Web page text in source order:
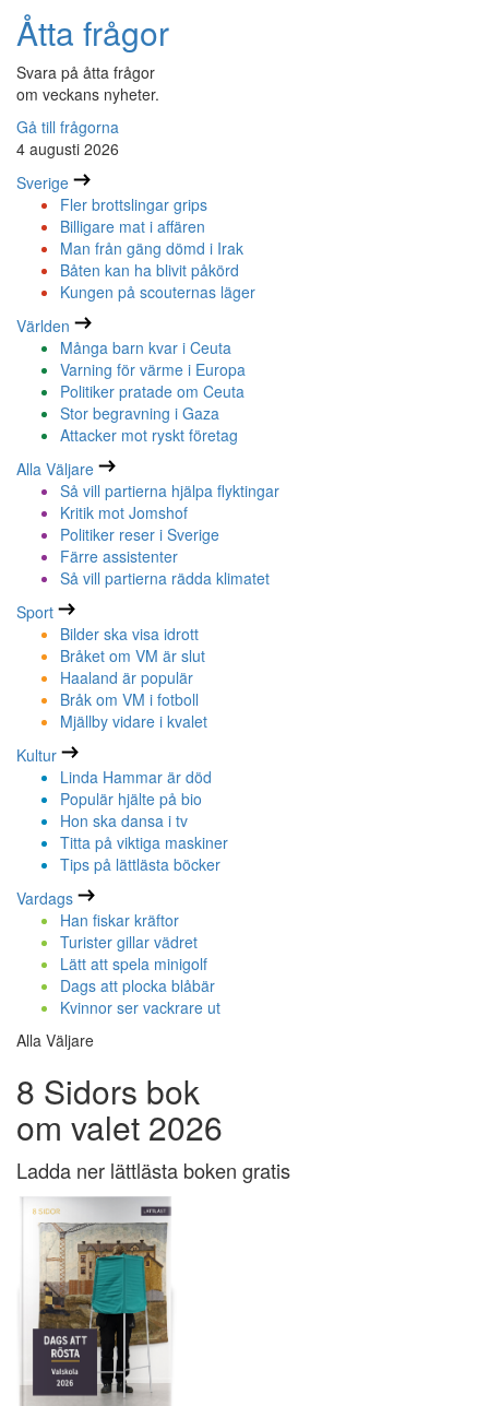
Åtta frågor
Svara på åtta frågor
om veckans nyheter.
Gå till frågorna
4 augusti 2026
Sverige
Fler brottslingar grips
Billigare mat i affären
Man från gäng dömd i Irak
Båten kan ha blivit påkörd
Kungen på scouternas läger
Världen
Många barn kvar i Ceuta
Varning för värme i Europa
Politiker pratade om Ceuta
Stor begravning i Gaza
Attacker mot ryskt företag
Alla Väljare
Så vill partierna hjälpa flyktingar
Kritik mot Jomshof
Politiker reser i Sverige
Färre assistenter
Så vill partierna rädda klimatet
Sport
Bilder ska visa idrott
Bråket om VM är slut
Haaland är populär
Bråk om VM i fotboll
Mjällby vidare i kvalet
Kultur
Linda Hammar är död
Populär hjälte på bio
Hon ska dansa i tv
Titta på viktiga maskiner
Tips på lättlästa böcker
Vardags
Han fiskar kräftor
Turister gillar vädret
Lätt att spela minigolf
Dags att plocka blåbär
Kvinnor ser vackrare ut
Alla Väljare
8 Sidors bok
om valet 2026
Ladda ner lättlästa boken gratis